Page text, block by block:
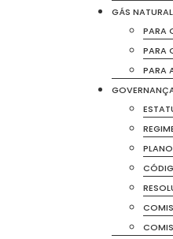
GÁS NATURAL
PARA
PARA
PARA